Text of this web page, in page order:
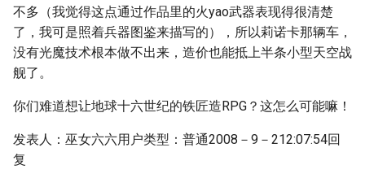
不多（我觉得这点通过作品里的火yao武器表现得很清楚
了，我可是照着兵器图鉴来描写的），所以莉诺卡那辆车，
没有光魔技术根本做不出来，造价也能抵上半条小型天空战
舰了。
你们难道想让地球十六世纪的铁匠造RPG？这怎么可能嘛！
发表人：巫女六六用户类型：普通2008－9－212:07:54回
复